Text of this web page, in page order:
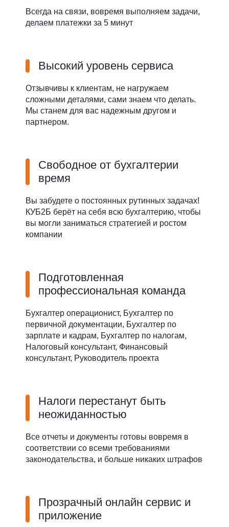
Всегда на связи, вовремя выполняем задачи,
делаем платежки за 5 минут
Высокий уровень сервиса
Отзывчивы к клиентам, не нагружаем
сложными деталями, сами знаем что делать.
Мы станем для вас надежным другом и
партнером.
Свободное от бухгалтерии
время
Вы забудете о постоянных рутинных задачах!
КУБ2Б берёт на себя всю бухгалтерию, чтобы
вы могли заниматься стратегией и ростом
компании
Подготовленная
профессиональная команда
Бухгалтер операционист, Бухгалтер по
первичной документации, Бухгалтер по
зарплате и кадрам, Бухгалтер по налогам,
Налоговый консультант, Финансовый
консультант, Руководитель проекта
Налоги перестанут быть
неожиданностью
Все отчеты и документы готовы вовремя в
соответствии со всеми требованиями
законодательства, и больше никаких штрафов
Прозрачный онлайн сервис и
приложение